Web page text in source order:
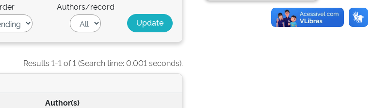
Authors/record
Results 1-1 of 1 (Search time: 0.001 seconds).
Author(s)